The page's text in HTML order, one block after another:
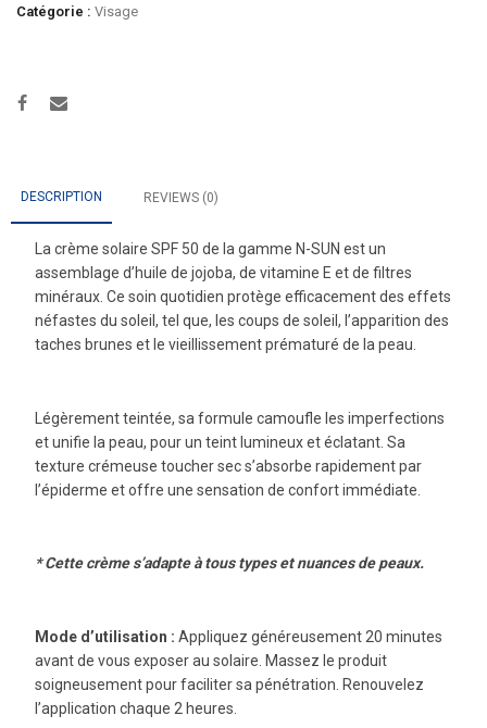
Catégorie : Visage
DESCRIPTION REVIEWS (0)
La crème solaire SPF 50 de la gamme N-SUN est un
assemblage d’huile de jojoba, de vitamine E et de filtres
minéraux. Ce soin quotidien protège efficacement des effets
néfastes du soleil, tel que, les coups de soleil, l’apparition des
taches brunes et le vieillissement prématuré de la peau.
Légèrement teintée, sa formule camoufle les imperfections
et unifie la peau, pour un teint lumineux et éclatant. Sa
texture crémeuse toucher sec s’absorbe rapidement par
l’épiderme et offre une sensation de confort immédiate.
* Cette crème s’adapte à tous types et nuances de peaux.
Mode d’utilisation : Appliquez généreusement 20 minutes
avant de vous exposer au solaire. Massez le produit
soigneusement pour faciliter sa pénétration. Renouvelez
l’application chaque 2 heures.